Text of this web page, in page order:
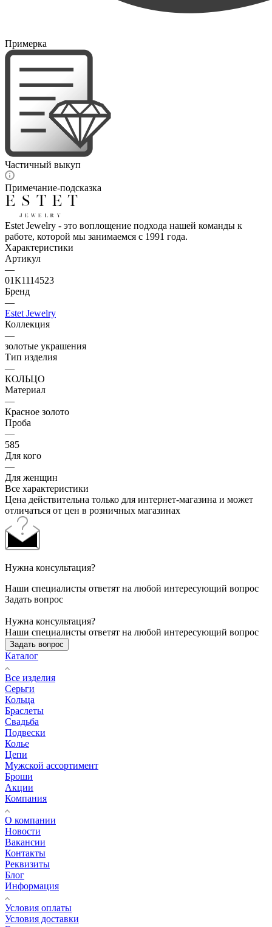
Примерка
Частичный выкуп
Примечание-подсказка
Estet Jewelry - это воплощение подхода нашей команды к
работе, которой мы занимаемся с 1991 года.
Характеристики
Артикул
—
01К1114523
Бренд
—
Estet Jewelry
Коллекция
—
золотые украшения
Тип изделия
—
КОЛЬЦО
Материал
—
Красное золото
Проба
—
585
Для кого
—
Для женщин
Все характеристики
Цена действительна только для интернет-магазина и может
отличаться от цен в розничных магазинах
Нужна консультация?
Наши специалисты ответят на любой интересующий вопрос
Задать вопрос
Нужна консультация?
Наши специалисты ответят на любой интересующий вопрос
Задать вопрос
Каталог
Все изделия
Серьги
Кольца
Браслеты
Свадьба
Подвески
Колье
Цепи
Мужской ассортимент
Броши
Акции
Компания
О компании
Новости
Вакансии
Контакты
Реквизиты
Блог
Информация
Условия оплаты
Условия доставки